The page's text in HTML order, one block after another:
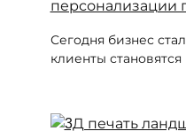
Сегодня бизнес
клиенты становятся